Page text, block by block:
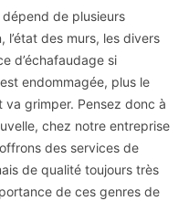
de plusieurs
l’état des murs, les divers
d’échafaudage si
endommagée, plus le
grimper. Pensez donc à
chez notre entreprise
des services de
de qualité toujours très
de ces genres de